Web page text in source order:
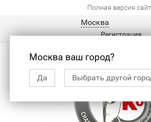
Полная версия
Москва
Москва ваш город?
Да Выбрать другой
Регистрация